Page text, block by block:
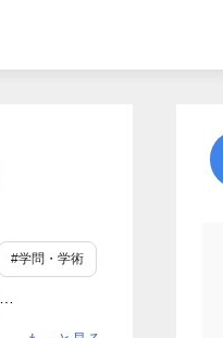
#学問・学術